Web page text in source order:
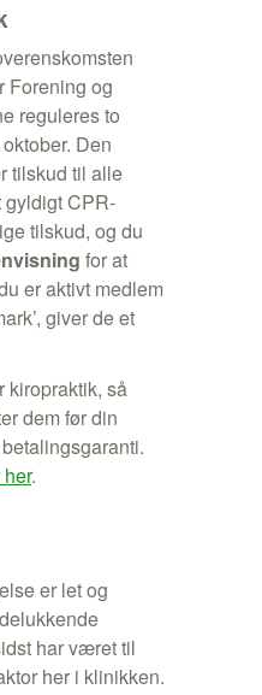
Forening og
reguleres to
Den
tilskud til alle
gyldigt CPR-
tilskud, og du
for at
er aktivt medlem
giver de et
kiropraktik, så
dem før din
.
er let og
har været til
her i klinikken.